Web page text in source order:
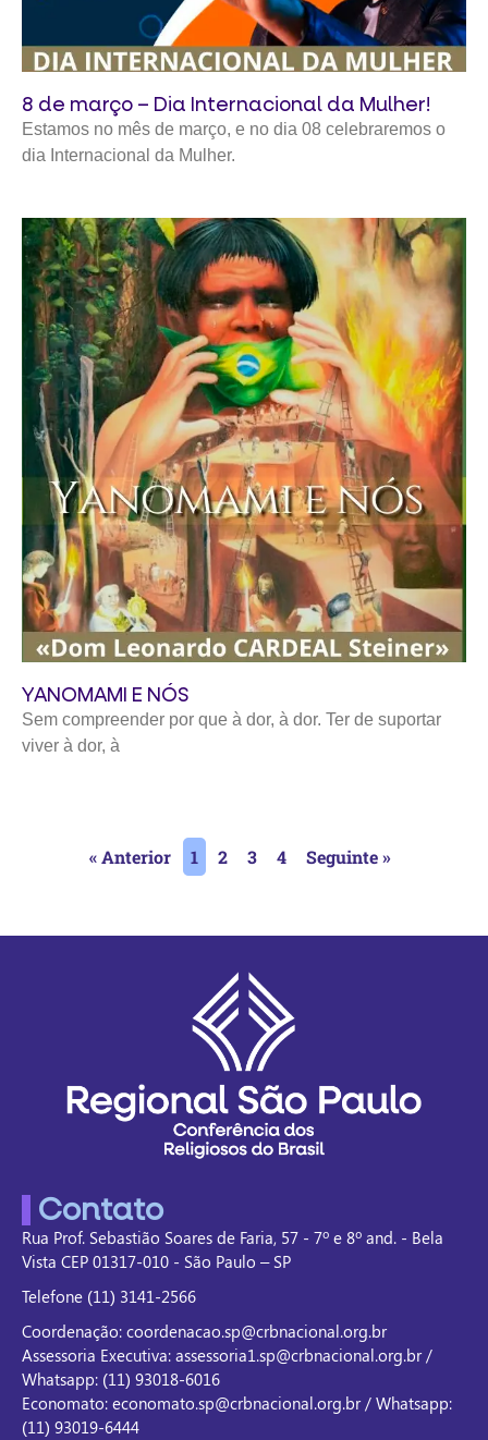
8 de março – Dia Internacional da Mulher!
Estamos no mês de março, e no dia 08 celebraremos o
dia Internacional da Mulher.
YANOMAMI E NÓS
Sem compreender por que à dor, à dor. Ter de suportar
viver à dor, à
« Anterior 1 2 3 4 Seguinte »
Contato
Rua Prof. Sebastião Soares de Faria, 57 - 7º e 8º and. - Bela
Vista CEP 01317-010 - São Paulo – SP
Telefone (11) 3141-2566
Coordenação: coordenacao.sp@crbnacional.org.br
Assessoria Executiva: assessoria1.sp@crbnacional.org.br /
Whatsapp: (11) 93018-6016
Economato: economato.sp@crbnacional.org.br / Whatsapp:
(11) 93019-6444